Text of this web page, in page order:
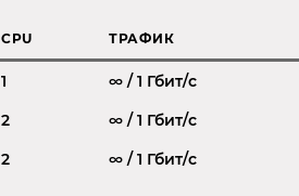
CPU ТРАФИК
1 ∞ / 1 Гбит/c
2 ∞ / 1 Гбит/c
2 ∞ / 1 Гбит/c